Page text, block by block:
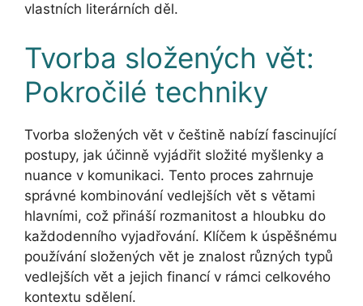
vlastních literárních děl.
Tvorba složených vět:
Pokročilé techniky
Tvorba složených vět v češtině nabízí fascinující
postupy, jak účinně vyjádřit složité myšlenky a
nuance v komunikaci. Tento proces zahrnuje
správné kombinování vedlejších vět s větami
hlavními, což přináší rozmanitost a hloubku do
každodenního vyjadřování. Klíčem k úspěšnému
používání složených vět je znalost různých typů
vedlejších vět a jejich financí v rámci celkového
kontextu sdělení.